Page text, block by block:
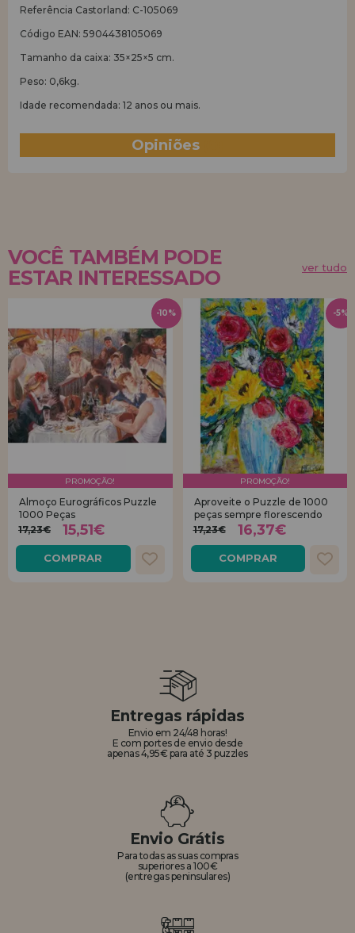
Referência Castorland: C-105069
Código EAN: 5904438105069
Tamanho da caixa: 35×25×5 cm.
Peso: 0,6kg.
Idade recomendada: 12 anos ou mais.
Opiniões
VOCÊ TAMBÉM PODE
ESTAR INTERESSADO
ver tudo
PROMOÇÃO!
Almoço Eurográficos Puzzle
1000 Peças
17,23€
15,51€
COMPRAR
-10%
PROMOÇÃO!
Aproveite o Puzzle de 1000
peças sempre florescendo
17,23€
16,37€
COMPRAR
-5%
Entregas rápidas
Envio em 24/48 horas!
E com portes de envio desde
apenas 4,95€ para até 3 puzzles
Envio Grátis
Para todas as suas compras
superiores a 100€
(entregas peninsulares)